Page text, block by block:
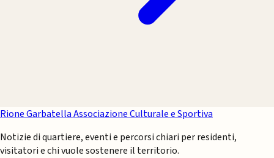
Rione GarbatellaAssociazione Culturale e Sportiva
Notizie di quartiere, eventi e percorsi chiari per residenti,
visitatori e chi vuole sostenere il territorio.